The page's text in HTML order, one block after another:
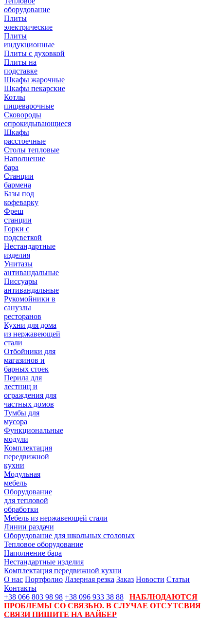
оборудование
Плиты
электрические
Плиты
индукционные
Плиты с духовкой
Плиты на
подставке
Шкафы жарочные
Шкафы пекарские
Котлы
пищеварочные
Сковороды
опрокидывающиеся
Шкафы
расстоечные
Столы тепловые
Наполнение
бара
Станции
бармена
Базы под
кофеварку
Фреш
станции
Горки с
подсветкой
Нестандартные
изделия
Унитазы
антивандальные
Писсуары
антивандальные
Рукомойники в
санузлы
ресторанов
Кухни для дома
из нержавеющей
стали
Отбойники для
магазинов и
барных стоек
Перила для
лестниц и
ограждения для
частных домов
Тумбы для
мусора
Функциональные
модули
Комплектация
передвижной
кухни
Модульная
мебель
Оборудование
для тепловой
обработки
Мебель из нержавеющей стали
Линии раздачи
Оборудование для школьных столовых
Тепловое оборудование
Наполнение бара
Нестандартные изделия
Комплектация передвижной кухни
О нас Портфолио Лазерная резка Заказ Новости Статьи
Контакты
+38 066 803 98 98 +38 096 933 38 88
НАБЛЮДАЮТСЯ
ПРОБЛЕМЫ СО СВЯЗЬЮ. В СЛУЧАЕ ОТСУТСВИЯ
СВЯЗИ ПИШИТЕ НА ВАЙБЕР